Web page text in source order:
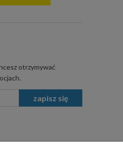
otrzymywać
zapisz się